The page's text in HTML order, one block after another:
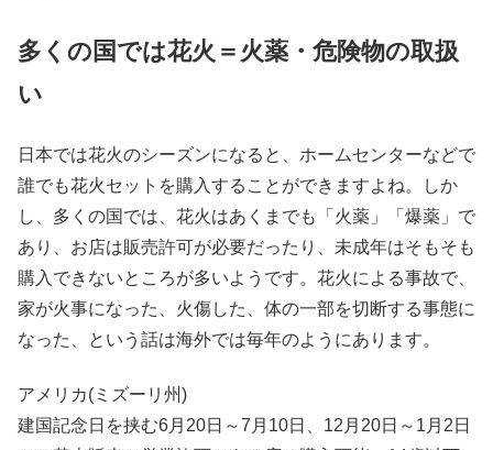
多くの国では花火＝火薬・危険物の取扱
い
日本では花火のシーズンになると、ホームセンターなどで
誰でも花火セットを購入することができますよね。しか
し、多くの国では、花火はあくまでも「火薬」「爆薬」で
あり、お店は販売許可が必要だったり、未成年はそもそも
購入できないところが多いようです。花火による事故で、
家が火事になった、火傷した、体の一部を切断する事態に
なった、という話は海外では毎年のようにあります。
アメリカ(ミズーリ州)
建国記念日を挟む6月20日～7月10日、12月20日～1月2日